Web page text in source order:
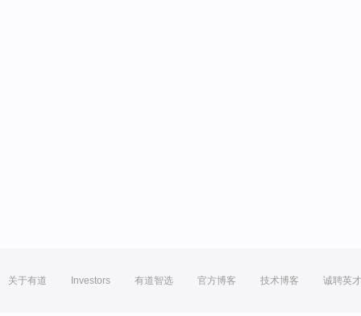
关于有道 Investors 有道智选 官方博客 技术博客 诚聘英才